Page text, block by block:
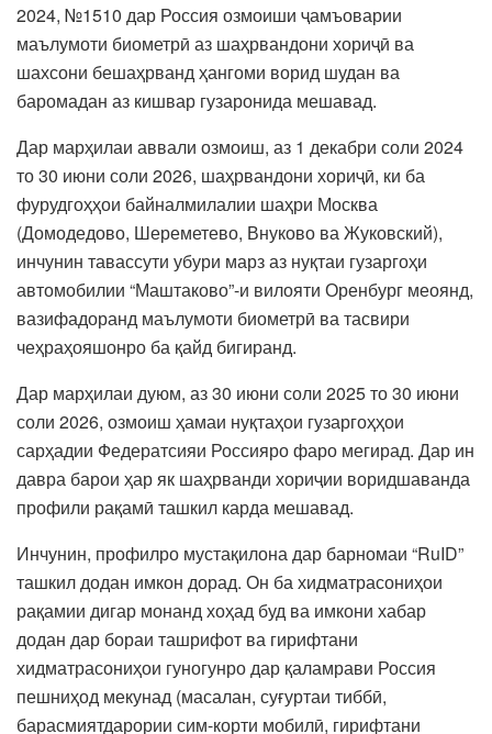
2024, №1510 дар Россия озмоиши ҷамъоварии
маълумоти биометрӣ аз шаҳрвандони хориҷӣ ва
шахсони бешаҳрванд ҳангоми ворид шудан ва
баромадан аз кишвар гузаронида мешавад.
Дар марҳилаи аввали озмоиш, аз 1 декабри соли 2024
то 30 июни соли 2026, шаҳрвандони хориҷӣ, ки ба
фурудгоҳҳои байналмилалии шаҳри Москва
(Домодедово, Шереметево, Внуково ва Жуковский),
инчунин тавассути убури марз аз нуқтаи гузаргоҳи
автомобилии “Маштаково”-и вилояти Оренбург меоянд,
вазифадоранд маълумоти биометрӣ ва тасвири
чеҳраҳояшонро ба қайд бигиранд.
Дар марҳилаи дуюм, аз 30 июни соли 2025 то 30 июни
соли 2026, озмоиш ҳамаи нуқтаҳои гузаргоҳҳои
сарҳадии Федератсияи Россияро фаро мегирад. Дар ин
давра барои ҳар як шаҳрванди хориҷии воридшаванда
профили рақамӣ ташкил карда мешавад.
Инчунин, профилро мустақилона дар барномаи “RuID”
ташкил додан имкон дорад. Он ба хидматрасониҳои
рақамии дигар монанд хоҳад буд ва имкони хабар
додан дар бораи ташрифот ва гирифтани
хидматрасониҳои гуногунро дар қаламрави Россия
пешниҳод мекунад (масалан, суғуртаи тиббӣ,
барасмиятдарории сим-корти мобилӣ, гирифтани